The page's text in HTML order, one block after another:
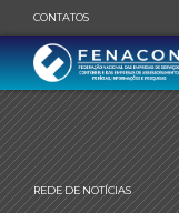
CONTATOS
REDE DE NOTÍCIAS